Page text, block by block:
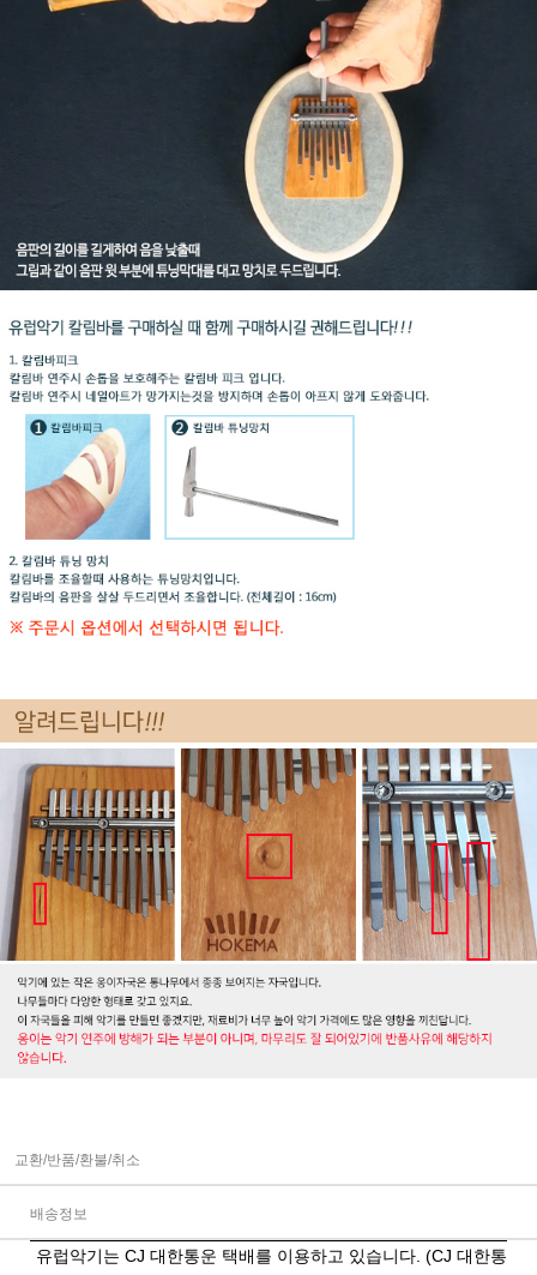
교환/반품/환불/취소
배송정보
유럽악기는 CJ 대한통운 택배를 이용하고 있습니다. (CJ 대한통